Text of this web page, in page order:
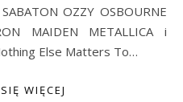
OZZY OSBOURNE
MAIDEN METALLICA i
Else Matters To…
WIĘCEJ